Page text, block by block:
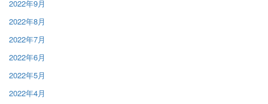
2022年9月
2022年8月
2022年7月
2022年6月
2022年5月
2022年4月